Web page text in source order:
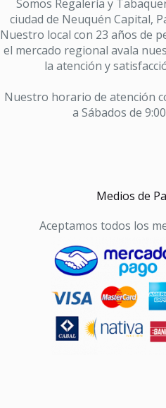
Somos Regalería y
ciudad de Neuquén Capital,
Nuestro local con 23 años de
el mercado regional avala
la atención y
Nuestro horario de atención
a Sábados de
Medios de
Aceptamos todos los